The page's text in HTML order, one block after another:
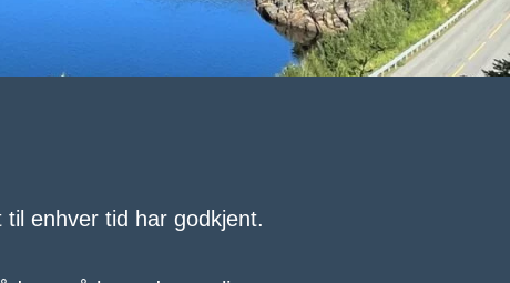
enhver tid har godkjent.